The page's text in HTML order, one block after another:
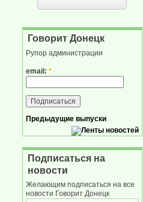
Говорит Донецк
Рупор администрации
email: *
Предыдущие выпуски
Подписаться на
новости
Желающим подписаться на все
новости Говорит Донецк